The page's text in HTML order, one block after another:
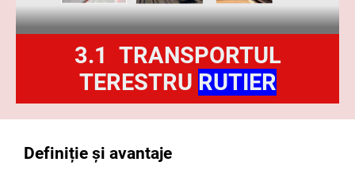
3.1 TRANSPORTUL
TERESTRU RUTIER
Definiție și avantaje